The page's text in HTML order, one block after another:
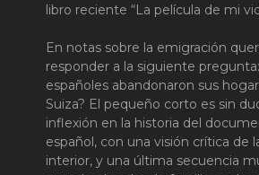
libro reciente “La película de mi
En notas sobre la emigración
responder a la siguiente
españoles abandonaron sus
Suiza? El pequeño corto es sin
inflexión en la historia del
español, con una visión crítica de
interior, y una última secuencia